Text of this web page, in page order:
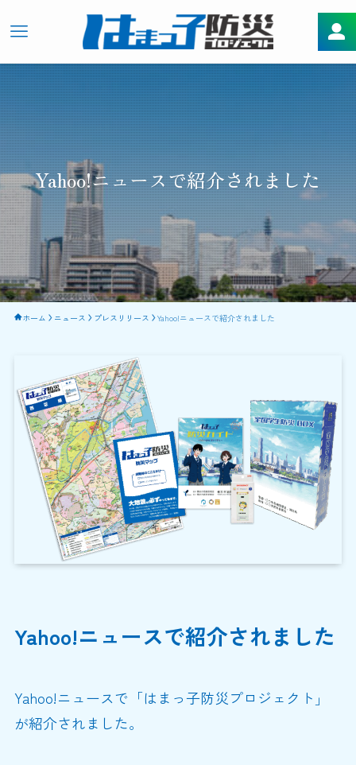
Yahoo!ニュースで紹介されました
ホーム ニュース プレスリリース Yahoo!ニュースで紹介されました
Yahoo!ニュースで紹介されました
Yahoo!ニュースで「はまっ子防災プロジェクト」
が紹介されました。